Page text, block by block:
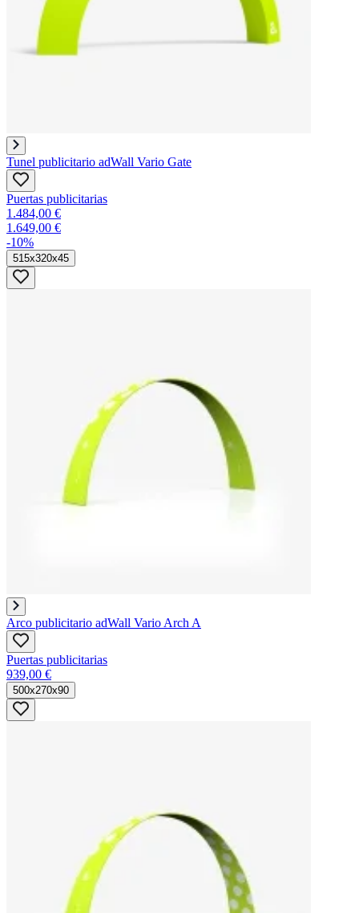
Tunel publicitario adWall Vario Gate
Puertas publicitarias
1.484,00 €
1.649,00 €
-10%
515x320x45
Arco publicitario adWall Vario Arch A
Puertas publicitarias
939,00 €
500x270x90